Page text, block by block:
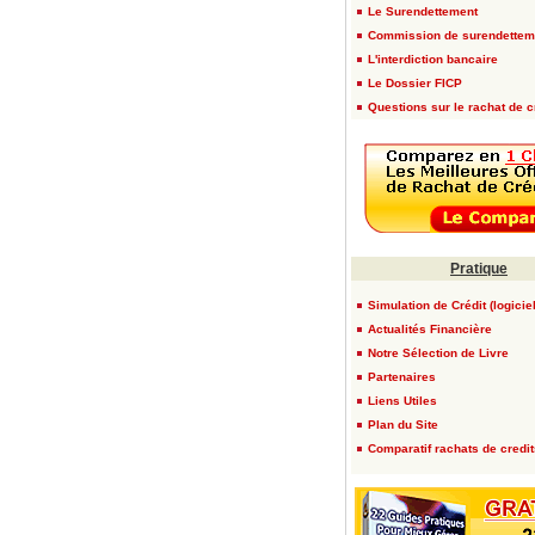
Le Surendettement
Commission de
L'interdiction bancaire
Le Dossier FICP
Questions sur le rachat de
Pratique
Simulation de Crédit
Actualités Financière
Notre Sélection de Livre
Partenaires
Liens Utiles
Plan du Site
Comparatif rachats de